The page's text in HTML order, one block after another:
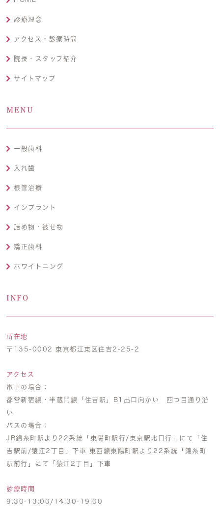
診療理念
アクセス・診療時間
院長・スタッフ紹介
サイトマップ
MENU
一般歯科
入れ歯
根管治療
インプラント
詰め物・被せ物
矯正歯科
ホワイトニング
INFO
所在地
〒135-0002 東京都江東区住吉2-25-2
アクセス
電車の場合：
都営新宿線・半蔵門線「住吉駅」B1出口向かい 四つ目通り沿
い
バスの場合：
JR錦糸町駅より22系統「東陽町駅行/東京駅北口行」にて「住
吉駅前/猿江2丁目」下車 東西線東陽町駅より22系統「錦糸町
駅前行」にて「猿江2丁目」下車
診療時間
9:30-13:00/14:30-19:00